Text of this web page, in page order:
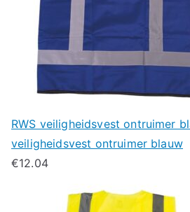
RWS veiligheidsvest ontruimer
veiligheidsvest ontruimer blauw
€12.04